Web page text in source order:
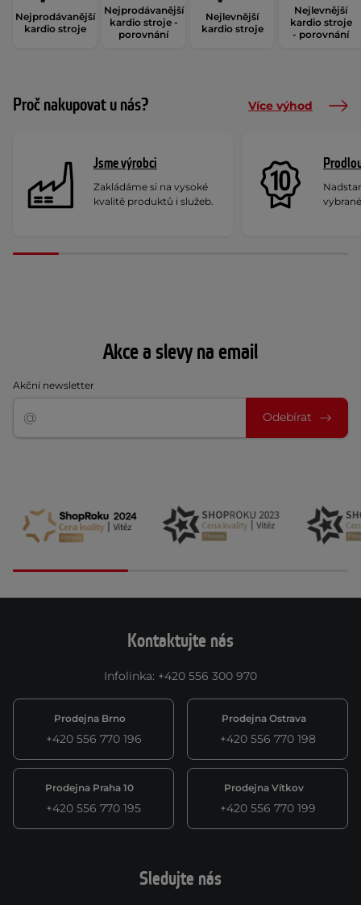
Nejprodávanější
kardio stroje
Nejprodávanější
kardio stroje -
porovnání
Nejlevnější
kardio stroje
Nejlevnější
kardio stroje
- porovnání
Proč nakupovat u nás? Více výhod
Jsme výrobci
Zakládáme si na vysoké
kvalitě produktů i služeb.
Akce a slevy na email
Akční newsletter
Odebírat
Kontaktujte nás
Infolinka: +420 556 300 970
Prodejna Brno
+420 556 770 196
Prodejna Ostrava
+420 556 770 198
Prodejna Praha 10
+420 556 770 195
Prodejna Vítkov
+420 556 770 199
Sledujte nás